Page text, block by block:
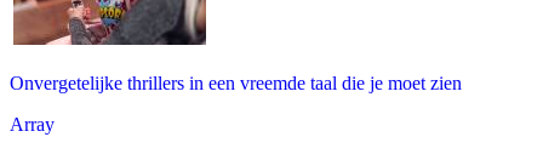
Onvergetelijke thrillers in een vreemde taal die je moet zien
Array